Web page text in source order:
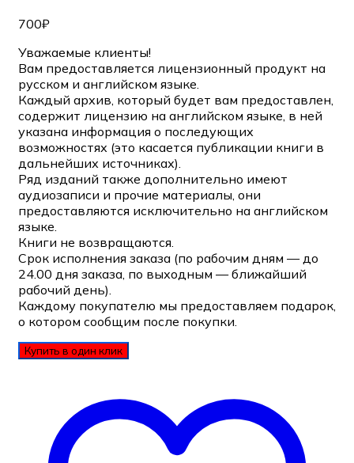
700₽
Уважаемые клиенты!
Вам предоставляется лицензионный продукт на
русском и английском языке.
Каждый архив, который будет вам предоставлен,
содержит лицензию на английском языке, в ней
указана информация о последующих
возможностях (это касается публикации книги в
дальнейших источниках).
Ряд изданий также дополнительно имеют
аудиозаписи и прочие материалы, они
предоставляются исключительно на английском
языке.
Книги не возвращаются.
Срок исполнения заказа (по рабочим дням — до
24.00 дня заказа, по выходным — ближайший
рабочий день).
Каждому покупателю мы предоставляем подарок,
о котором сообщим после покупки.
Купить в один клик